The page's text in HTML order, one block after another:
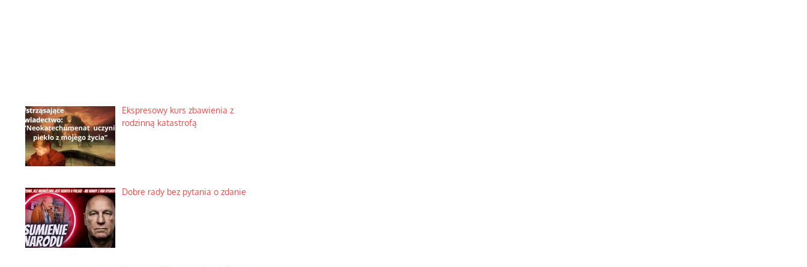
Ekspresowy kurs zbawienia z
rodzinną katastrofą
Dobre rady bez pytania o zdanie